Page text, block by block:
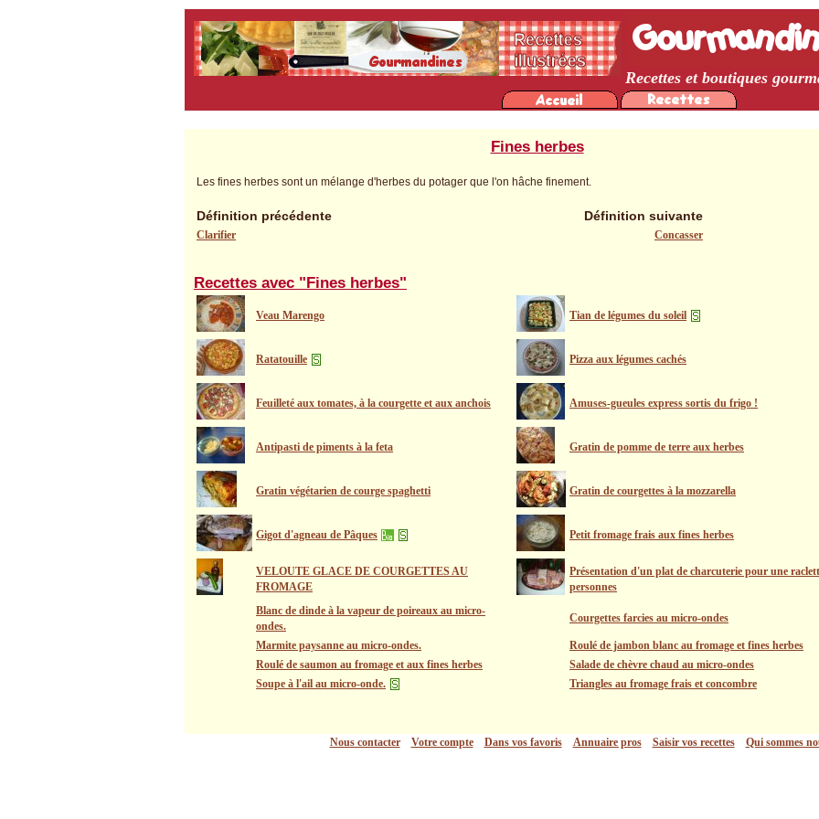
Fines herbes
Les fines herbes sont un mélange d'herbes du potager que l'on hâche finement.
Définition précédente Définition suivante
Clarifier Concasser
Recettes avec "Fines herbes"
Veau Marengo Tian de légumes du soleil
Ratatouille Pizza aux légumes cachés
Feuilleté aux tomates, à la courgette et aux anchois Amuses-gueules express sortis du frigo !
Antipasti de piments à la feta Gratin de pomme de terre aux herbes
Gratin végétarien de courge spaghetti Gratin de courgettes à la mozzarella
Gigot d'agneau de Pâques Petit fromage frais aux fines herbes
VELOUTE GLACE DE COURGETTES AU
FROMAGE
Présentation d'un plat de charcuterie pour une
personnes
Blanc de dinde à la vapeur de poireaux au micro-
ondes.
Courgettes farcies au micro-ondes
Marmite paysanne au micro-ondes.
Roulé de jambon blanc au fromage et fines herbes
Roulé de saumon au fromage et aux fines herbes
Salade de chèvre chaud au micro-ondes
Soupe à l'ail au micro-onde.
Triangles au fromage frais et concombre
Nous contacter Votre compte Dans vos favoris Annuaire pros Saisir vos recettes Qui sommes
Recettes et boutiques